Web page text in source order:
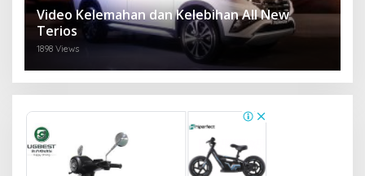
Video Kelemahan dan Kelebihan All New
Terios
1898 Views